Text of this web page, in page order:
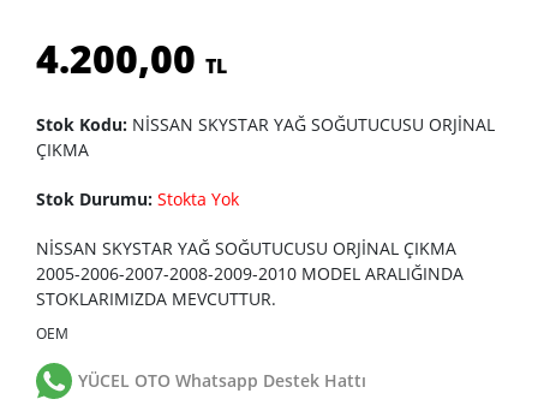
4.200,00 TL
Stok Kodu: NİSSAN SKYSTAR YAĞ SOĞUTUCUSU ORJİNAL
ÇIKMA
Stok Durumu: Stokta Yok
NİSSAN SKYSTAR YAĞ SOĞUTUCUSU ORJİNAL ÇIKMA
2005-2006-2007-2008-2009-2010 MODEL ARALIĞINDA
STOKLARIMIZDA MEVCUTTUR.
OEM
YÜCEL OTO Whatsapp Destek Hattı